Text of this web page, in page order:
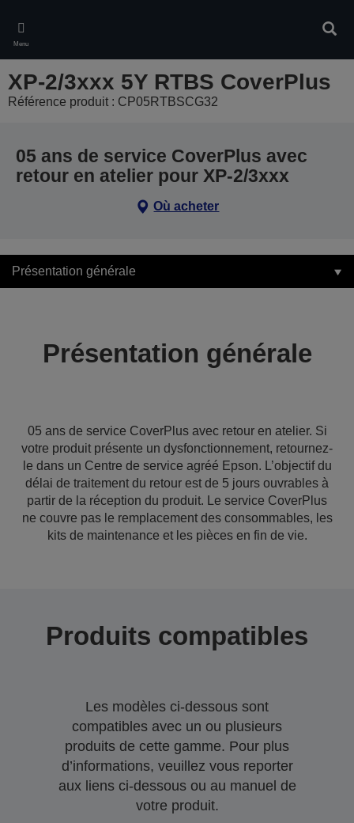
main
content
Menu
XP-2/3xxx 5Y RTBS CoverPlus
Référence produit : CP05RTBSCG32
05 ans de service CoverPlus avec
retour en atelier pour XP-2/3xxx
Où acheter
Présentation générale
Présentation générale
05 ans de service CoverPlus avec retour en atelier. Si
votre produit présente un dysfonctionnement, retournez-
le dans un Centre de service agréé Epson. L’objectif du
délai de traitement du retour est de 5 jours ouvrables à
partir de la réception du produit. Le service CoverPlus
ne couvre pas le remplacement des consommables, les
kits de maintenance et les pièces en fin de vie.
Produits compatibles
Les modèles ci-dessous sont
compatibles avec un ou plusieurs
produits de cette gamme. Pour plus
d’informations, veuillez vous reporter
aux liens ci-dessous ou au manuel de
votre produit.